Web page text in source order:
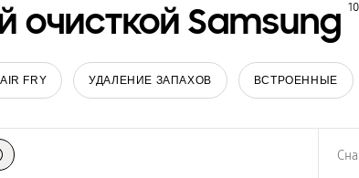
очисткой Samsung 10
FRY УДАЛЕНИЕ ЗАПАХОВ ВСТРОЕННЫЕ